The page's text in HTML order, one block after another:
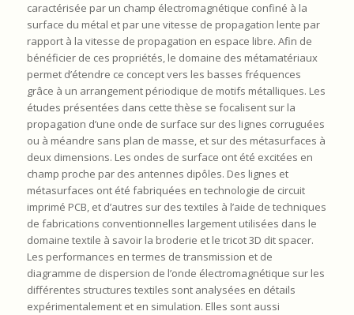
caractérisée par un champ électromagnétique confiné à la
surface du métal et par une vitesse de propagation lente par
rapport à la vitesse de propagation en espace libre. Afin de
bénéficier de ces propriétés, le domaine des métamatériaux
permet d’étendre ce concept vers les basses fréquences
grâce à un arrangement périodique de motifs métalliques. Les
études présentées dans cette thèse se focalisent sur la
propagation d’une onde de surface sur des lignes corruguées
ou à méandre sans plan de masse, et sur des métasurfaces à
deux dimensions. Les ondes de surface ont été excitées en
champ proche par des antennes dipôles. Des lignes et
métasurfaces ont été fabriquées en technologie de circuit
imprimé PCB, et d’autres sur des textiles à l’aide de techniques
de fabrications conventionnelles largement utilisées dans le
domaine textile à savoir la broderie et le tricot 3D dit spacer.
Les performances en termes de transmission et de
diagramme de dispersion de l’onde électromagnétique sur les
différentes structures textiles sont analysées en détails
expérimentalement et en simulation. Elles sont aussi